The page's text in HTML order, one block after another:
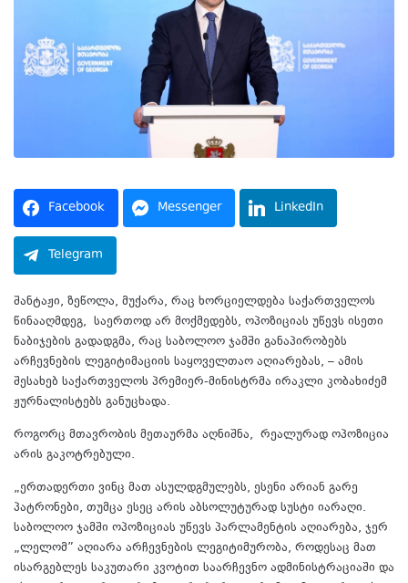
Facebook Messenger LinkedIn
Telegram
შანტაჟი, ზეწოლა, მუქარა, რაც ხორციელდება საქართველოს
წინააღმდეგ, საერთოდ არ მოქმედებს, ოპოზიციას უწევს ისეთი
ნაბიჯების გადადგმა, რაც საბოლოო ჯამში განაპირობებს
არჩევნების ლეგიტიმაციის საყოველთაო აღიარებას, – ამის
შესახებ საქართველოს პრემიერ-მინისტრმა ირაკლი კობახიძემ
ჟურნალისტებს განუცხადა.
როგორც მთავრობის მეთაურმა აღნიშნა, რეალურად ოპოზიცია
არის გაკოტრებული.
„ერთადერთი ვინც მათ ასულდგმულებს, ესენი არიან გარე
პატრონები, თუმცა ესეც არის აბსოლუტურად სუსტი იარაღი.
საბოლოო ჯამში ოპოზიციას უწევს პარლამენტის აღიარება, ჯერ
„ლელომ” აღიარა არჩევნების ლეგიტიმურობა, როდესაც მათ
ისარგებლეს საკუთარი კვოტით საარჩევნო ადმინისტრაციაში და